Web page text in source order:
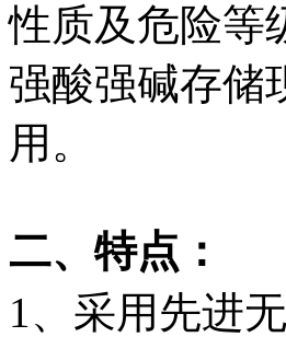
性质及危险等
强酸强碱存储
用。
二、特点：
1、采用先进